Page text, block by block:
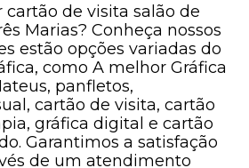
cartão de visita salão de
Marias? Conheça nossos
estão opções variadas do
como A melhor Gráfica
panfletos,
cartão de visita, cartão
gráfica digital e cartão
Garantimos a satisfação
de um atendimento